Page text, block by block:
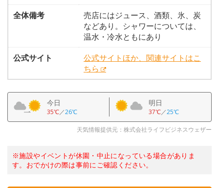
全体備考
売店にはジュース、酒類、氷、炭
などあり。シャワーについては、
温水・冷水ともにあり
公式サイト
公式サイトほか、関連サイトはこ
ちら
今日
35℃／26℃
明日
37℃／25℃
天気情報提供元：株式会社ライフビジネスウェザー
※施設やイベントが休園・中止になっている場合がありま
す。おでかけの際は事前にご確認ください。